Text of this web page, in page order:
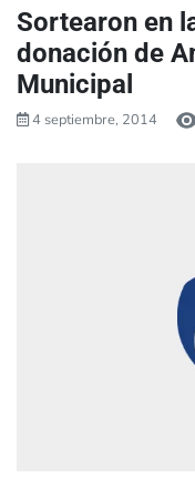
Sortearon en
donación de
Municipal
4 septiembre, 2014